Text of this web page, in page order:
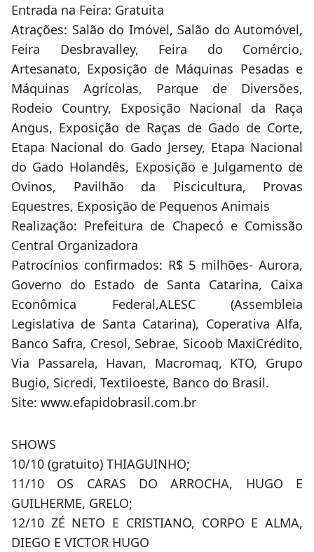
Entrada na Feira: Gratuita
Atrações: Salão do Imóvel, Salão do Automóvel,
Feira Desbravalley, Feira do Comércio,
Artesanato, Exposição de Máquinas Pesadas e
Máquinas Agrícolas, Parque de Diversões,
Rodeio Country, Exposição Nacional da Raça
Angus, Exposição de Raças de Gado de Corte,
Etapa Nacional do Gado Jersey, Etapa Nacional
do Gado Holandês, Exposição e Julgamento de
Ovinos, Pavilhão da Piscicultura, Provas
Equestres, Exposição de Pequenos Animais
Realização: Prefeitura de Chapecó e Comissão
Central Organizadora
Patrocínios confirmados: R$ 5 milhões- Aurora,
Governo do Estado de Santa Catarina, Caixa
Econômica Federal,ALESC (Assembleia
Legislativa de Santa Catarina), Coperativa Alfa,
Banco Safra, Cresol, Sebrae, Sicoob MaxiCrédito,
Via Passarela, Havan, Macromaq, KTO, Grupo
Bugio, Sicredi, Textiloeste, Banco do Brasil.
Site: www.efapidobrasil.com.br
SHOWS
10/10 (gratuito) THIAGUINHO;
11/10 OS CARAS DO ARROCHA, HUGO E
GUILHERME, GRELO;
12/10 ZÉ NETO E CRISTIANO, CORPO E ALMA,
DIEGO E VICTOR HUGO